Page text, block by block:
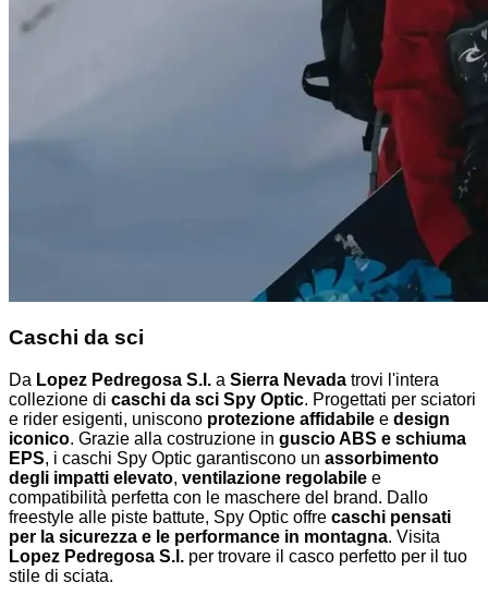
Caschi da sci
Da Lopez Pedregosa S.l. a Sierra Nevada trovi l'intera
collezione di caschi da sci Spy Optic. Progettati per sciatori
e rider esigenti, uniscono protezione affidabile e design
iconico. Grazie alla costruzione in guscio ABS e schiuma
EPS, i caschi Spy Optic garantiscono un assorbimento
degli impatti elevato, ventilazione regolabile e
compatibilità perfetta con le maschere del brand. Dallo
freestyle alle piste battute, Spy Optic offre caschi pensati
per la sicurezza e le performance in montagna. Visita
Lopez Pedregosa S.l. per trovare il casco perfetto per il tuo
stile di sciata.